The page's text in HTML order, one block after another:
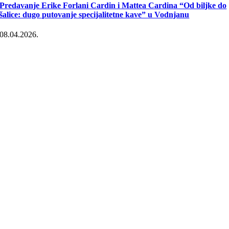
Predavanje Erike Forlani Cardin i Mattea Cardina “Od biljke do
šalice: dugo putovanje specijalitetne kave” u Vodnjanu
08.04.2026.